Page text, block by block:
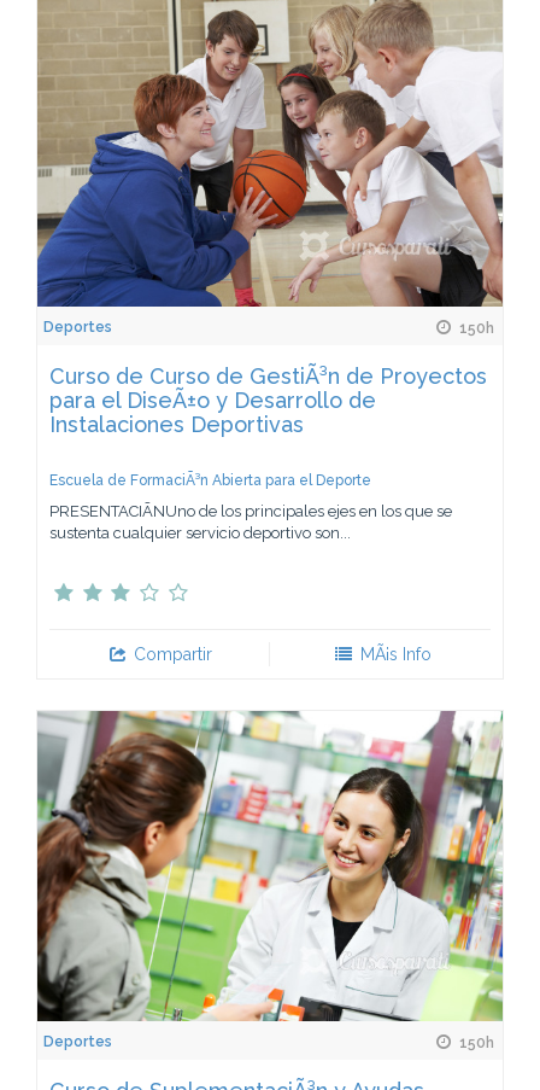
Deportes 150h
Curso de Curso de GestiÃ³n de Proyectos
para el DiseÃ±o y Desarrollo de
Instalaciones Deportivas
Escuela de FormaciÃ³n Abierta para el Deporte
PRESENTACIÃNUno de los principales ejes en los que se
sustenta cualquier servicio deportivo son...
Compartir MÃ¡s Info
Deportes 150h